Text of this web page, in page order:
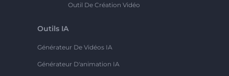
Outil De Création Vidéo
Outils IA
Générateur De Vidéos IA
Générateur D'animation IA